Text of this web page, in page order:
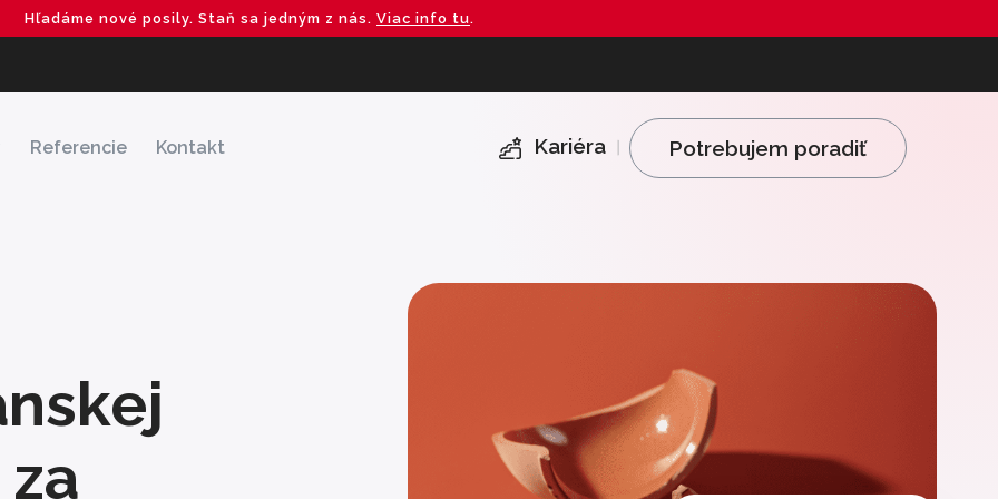
Hľadáme nové posily. Staň sa jedným z nás. Viac info tu.
Referencie Kontakt Kariéra Potrebujem poradiť